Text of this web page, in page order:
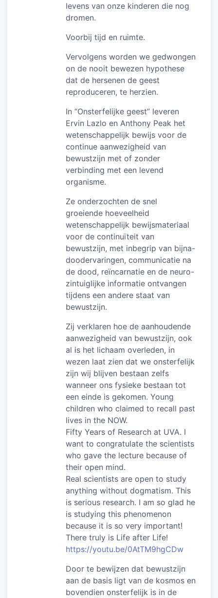
levens van onze kinderen die nog
dromen.
Voorbij tijd en ruimte.
Vervolgens worden we gedwongen
on de nooit bewezen hypothese
dat de hersenen de geest
reproduceren, te herzien.
In “Onsterfelijke geest” leveren
Ervin Lazlo en Anthony Peak het
wetenschappelijk bewijs voor de
continue aanwezigheid van
bewustzijn met of zonder
verbinding met een levend
organisme.
Ze onderzochten de snel
groeiende hoeveelheid
wetenschappelijk bewijsmateriaal
voor de continuïteit van
bewustzijn, met inbegrip van bijna-
doodervaringen, communicatie na
de dood, reïncarnatie en de neuro-
zintuiglijke informatie ontvangen
tijdens een andere staat van
bewustzijn.
Zij verklaren hoe de aanhoudende
aanwezigheid van bewustzijn, ook
al is het lichaam overleden, in
wezen laat zien dat we onsterfelijk
zijn wij blijven bestaan zelfs
wanneer ons fysieke bestaan tot
een einde is gekomen. Young
children who claimed to recall past
lives in the NOW.
Fifty Years of Research at UVA. I
want to congratulate the scientists
who gave the lecture because of
their open mind.
Real scientists are open to study
anything without dogmatism. This
is serious research. I am so glad he
is studying this phenomenon
because it is so very important!
There truly is Life after Life!
https://youtu.be/0AtTM9hgCDw
Door te bewijzen dat bewustzijn
aan de basis ligt van de kosmos en
bovendien onsterfelijk is in de